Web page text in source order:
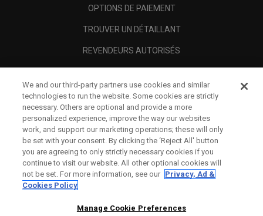
OPTIONS DE PAIEMENT
TROUVER UN DÉTAILLANT
REVENDEURS AUTORISÉS
A PROPOS
MENTIONS LÉGALES
We and our third-party partners use cookies and similar
technologies to run the website. Some cookies are strictly
necessary. Others are optional and provide a more
personalized experience, improve the way our websites
work, and support our marketing operations; these will only
be set with your consent. By clicking the ‘Reject All' button
you are agreeing to only strictly necessary cookies if you
continue to visit our website. All other optional cookies will
not be set. For more information, see our Privacy, Ad &
Cookies Policy
Manage Cookie Preferences